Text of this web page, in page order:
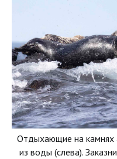
Отдыхающие на камнях
из воды (слева).